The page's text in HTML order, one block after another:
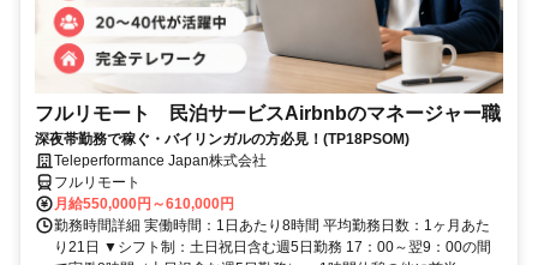
フルリモート 民泊サービスAirbnbのマネージャー職
深夜帯勤務で稼ぐ・バイリンガルの方必見！(TP18PSOM)
Teleperformance Japan株式会社
フルリモート
月給550,000円～610,000円
勤務時間詳細 実働時間：1日あたり8時間 平均勤務日数：1ヶ月あた
り21日 ▼シフト制：土日祝日含む週5日勤務 17：00～翌9：00の間